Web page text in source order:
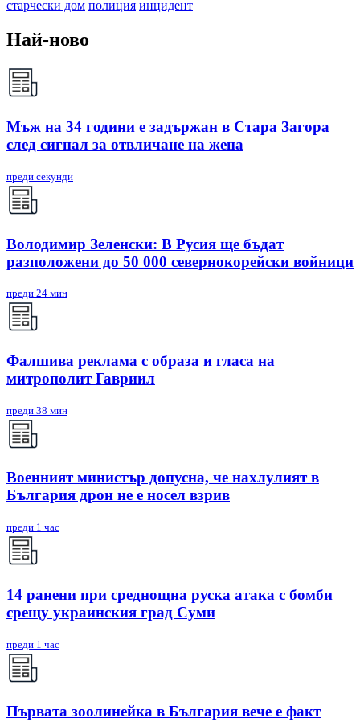
старчески дом полиция инцидент
Най-ново
Мъж на 34 години е задържан в Стара Загора
след сигнал за отвличане на жена
преди секунди
Володимир Зеленски: В Русия ще бъдат
разположени до 50 000 севернокорейски войници
преди 24 мин
Фалшива реклама с образа и гласа на
митрополит Гавриил
преди 38 мин
Военният министър допусна, че нахлулият в
България дрон не е носел взрив
преди 1 час
14 ранени при среднощна руска атака с бомби
срещу украинския град Суми
преди 1 час
Първата зоолинейка в България вече е факт